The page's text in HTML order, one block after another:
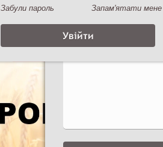
Забули пароль Запам'ятати мене